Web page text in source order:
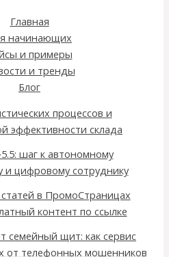
Главная
начинающих
и примеры
и тренды
Блог
процессов и
эффективности склада
шаг к автономному
и цифровому сотруднику
в ПромоСтраницах
контент по ссылке
семейный щит: как сервис
от телефонных мошенников